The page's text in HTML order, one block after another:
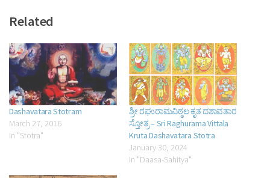
Related
Dashavatara Stotram
March 27, 2016
In "Stotra"
ಶ್ರೀ ರಘುರಾಮವಿಠ್ಠಲ ಕೃತ ದಶಾವತಾರ
ಸ್ತೋತ್ರ – Sri Raghurama Vittala
Kruta Dashavatara Stotra
January 30, 2024
In "Daasa-Sahitya"